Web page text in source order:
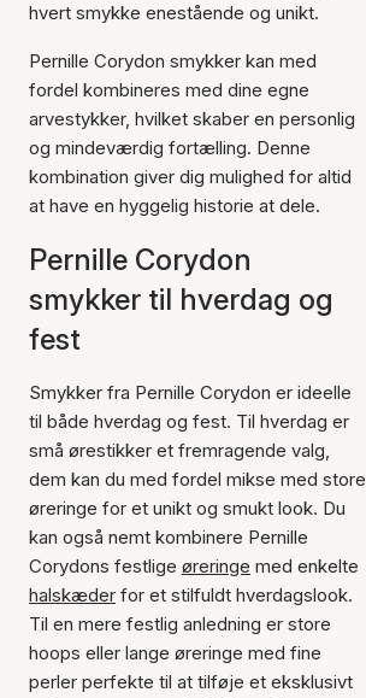
hvert smykke enestående og unikt.
Pernille Corydon smykker kan med
fordel kombineres med dine egne
arvestykker, hvilket skaber en personlig
og mindeværdig fortælling. Denne
kombination giver dig mulighed for altid
at have en hyggelig historie at dele.
Pernille Corydon
smykker til hverdag og
fest
Smykker fra Pernille Corydon er ideelle
til både hverdag og fest. Til hverdag er
små ørestikker et fremragende valg,
dem kan du med fordel mikse med store
øreringe for et unikt og smukt look. Du
kan også nemt kombinere Pernille
Corydons festlige øreringe med enkelte
halskæder for et stilfuldt hverdagslook.
Til en mere festlig anledning er store
hoops eller lange øreringe med fine
perler perfekte til at tilføje et eksklusivt